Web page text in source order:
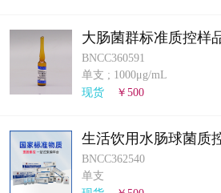
大肠菌群标准质控样
法）
BNCC360591
单支 ; 1000μg/mL
现货
￥500
生活饮用水肠球菌质
BNCC362540
单支